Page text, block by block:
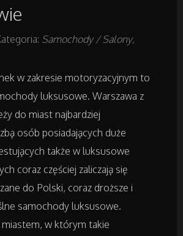
Nieruchomości, Działki
Domy, Mieszkania
Badania
Placówki Edukacyjne
Kursy i Szkolenia
Samochody / Salony,
w zakresie motoryzacyjnym to
luksusowe. Warszawa z
do miast najbardziej
osób posiadających duże
także w luksusowe
coraz częściej zaliczają się
do Polski, coraz droższe i
samochody luksusowe.
w którym takie